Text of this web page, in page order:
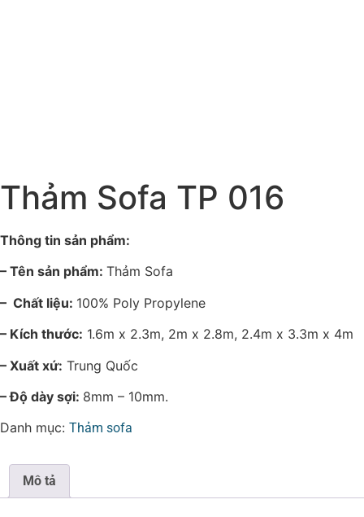
Thảm Sofa TP 016
Thông tin sản phẩm:
– Tên sản phẩm: Thảm Sofa
– Chất liệu: 100% Poly Propylene
– Kích thước: 1.6m x 2.3m, 2m x 2.8m, 2.4m x 3.3m x 4m
– Xuất xứ: Trung Quốc
– Độ dày sợi: 8mm – 10mm.
Danh mục: Thảm sofa
Mô tả